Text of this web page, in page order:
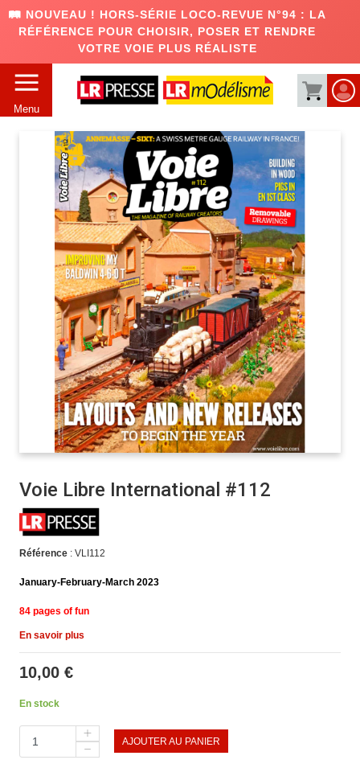
🛤️ NOUVEAU ! HORS-SÉRIE LOCO-REVUE N°94 : LA
RÉFÉRENCE POUR CHOISIR, POSER ET RENDRE
VOTRE VOIE PLUS RÉALISTE
Menu
Voie Libre International #112
Référence: VLI112
January-February-March 2023
84 pages of fun
En savoir plus
10,00 €
En stock
AJOUTER AU PANIER